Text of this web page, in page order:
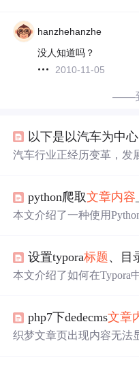
hanzhehanzhe
没人知道吗？
2010-11-05
——
以下是以汽车为中
汽车行业正经历变革，发
车研发有挑战也有机遇；
满足消费者需求，政府和
python爬取文章内容
本文介绍了一种使用
文等关键步骤。
设置typora标题、目
本文介绍了如何在Typora
下载代码。提供的代码片
和文章大纲的编号，使阅
php7下dedecms文章
织梦文章页出现内容无法